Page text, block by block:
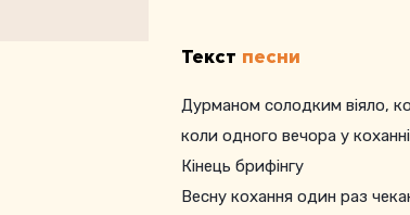
Текст песни
Дурманом солодким віяло,
коли одного вечора у коханні
Кінець брифінгу
Весну кохання один раз